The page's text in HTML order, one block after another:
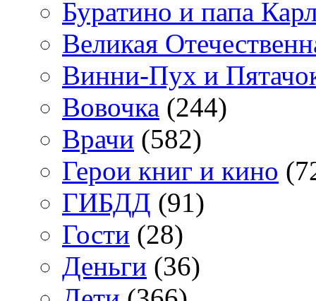
Буратино и папа
Великая
Винни-Пух и
Вовочка (244)
Врачи (582)
Герои книг и кино
ГИБДД (91)
Гости (28)
Деньги (36)